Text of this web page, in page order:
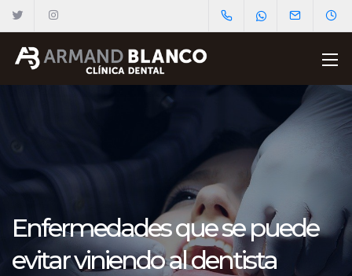
Enfermedades que se puede
evitar viniendo al dentista